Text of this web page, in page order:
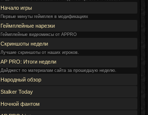
Начало игры
Первые минуты геймплея в модификациях
Геймплейные нарезки
Геймплейные видеомиксы от APPRO
Скриншоты недели
Лучшие скриншоты от наших игроков.
AP PRO: Итоги недели
Дайджест по материалам сайта за прошедшую неделю.
Народный обзор
Stalker Today
Ночной фантом